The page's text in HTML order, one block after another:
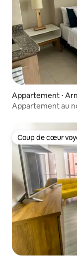
Appartement ⋅
Appartement au
Coup de cœur
Coup de cœur